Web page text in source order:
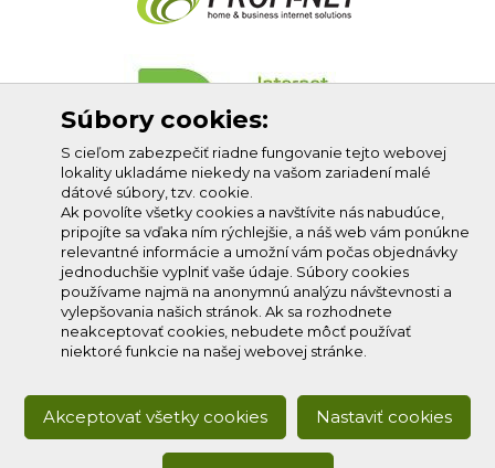
Súbory cookies:
S cieľom zabezpečiť riadne fungovanie tejto webovej
lokality ukladáme niekedy na vašom zariadení malé
dátové súbory, tzv. cookie.
Ak povolíte všetky cookies a navštívite nás nabudúce,
pripojíte sa vďaka ním rýchlejšie, a náš web vám ponúkne
relevantné informácie a umožní vám počas objednávky
jednoduchšie vyplniť vaše údaje. Súbory cookies
používame najmä na anonymnú analýzu návštevnosti a
vylepšovania našich stránok. Ak sa rozhodnete
neakceptovať cookies, nebudete môcť používať
niektoré funkcie na našej webovej stránke.
Akceptovať všetky cookies Nastaviť cookies